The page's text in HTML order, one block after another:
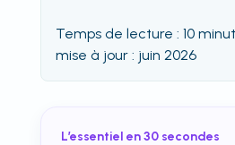
Temps de lecture : 10
mise à jour : juin 2026
L’essentiel en 30 secondes